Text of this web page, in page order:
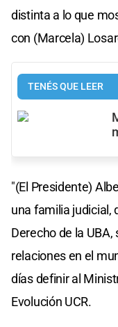
distinta a lo que
con (Marcela)
TENÉS QUE LEER
"(El Presidente)
una familia judicial,
Derecho de la
relaciones en el
días definir al
Evolución UCR.